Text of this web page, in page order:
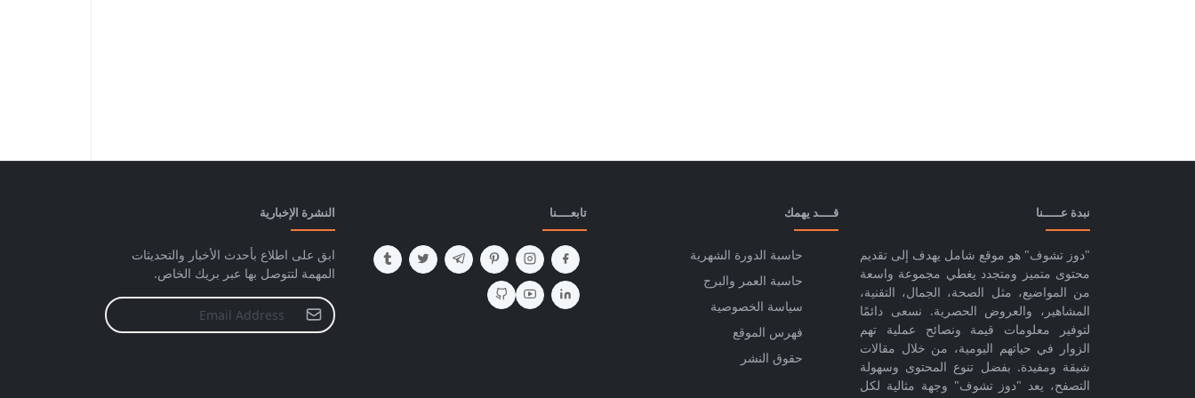
نبدة عـــــنا
"دوز تشوف" هو موقع شامل يهدف إلى تقديم
محتوى متميز ومتجدد يغطي مجموعة واسعة
من المواضيع، مثل الصحة، الجمال، التقنية،
المشاهير، والعروض الحصرية. نسعى دائمًا
لتوفير معلومات قيمة ونصائح عملية تهم
الزوار في حياتهم اليومية، من خلال مقالات
شيقة ومفيدة. بفضل تنوع المحتوى وسهولة
التصفح، يعد "دوز تشوف" وجهة مثالية لكل
قــــد يهمك
حاسبة الدورة الشهرية
حاسبة العمر والبرج
سياسة الخصوصية
فهرس الموقع
حقوق النشر
تابعــــنا النشرة الإخبارية
ابق على اطلاع بأحدث الأخبار والتحديثات
المهمة لتتوصل بها عبر بريك الخاص.